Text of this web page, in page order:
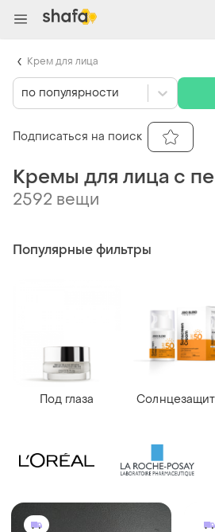
Кремы для лица с
2592 вещи
Популярные фильтры
Под глаза
по популярности
Подписаться на поиск
Крем для лица